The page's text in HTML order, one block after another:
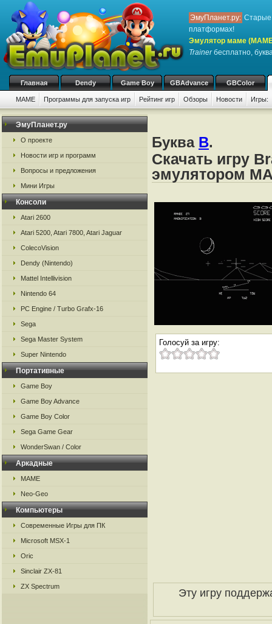
ЭмуПланет.ру: Старые
платформах!
Эмулятор маме
Trainerбесплатно,
Главная Dendy Game Boy GBAdvance GBColor
MAME Программы для запуска игр Рейтинг игр Обзоры Новости Игры:
ЭмуПланет.ру
О проекте
Новости игр и программ
Вопросы и предложения
Мини Игры
Консоли
Atari 2600
Atari 5200, Atari 7800, Atari Jaguar
ColecoVision
Dendy (Nintendo)
Mattel Intellivision
Nintendo 64
PC Engine / Turbo Grafx-16
Sega
Sega Master System
Super Nintendo
Портативные
Game Boy
Game Boy Advance
Game Boy Color
Sega Game Gear
WonderSwan / Color
Аркадные
MAME
Neo-Geo
Компьютеры
Современные Игры для ПК
Microsoft MSX-1
Oric
Sinclair ZX-81
ZX Spectrum
Буква B.
Скачать игру
эмулятором
Голосуй за игру:
Эту игру